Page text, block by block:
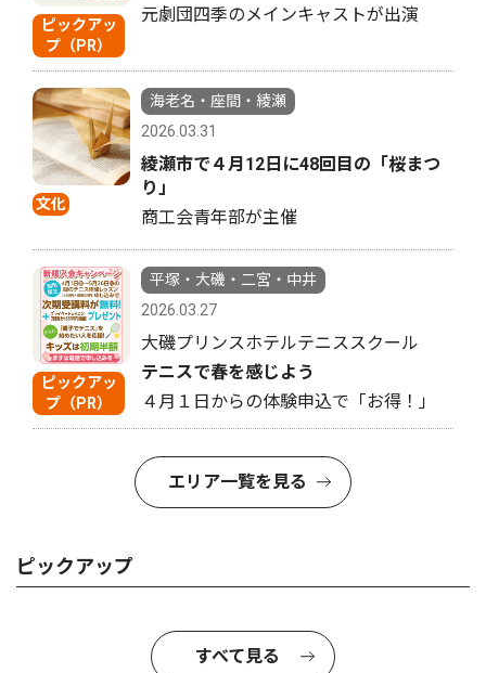
ピックアッ
プ（PR）
元劇団四季のメインキャストが出演
文化
海老名・座間・綾瀬
2026.03.31
綾瀬市で４月12日に48回目の「桜まつ
り」
商工会青年部が主催
ピックアッ
プ（PR）
平塚・大磯・二宮・中井
2026.03.27
大磯プリンスホテルテニススクール
テニスで春を感じよう
４月１日からの体験申込で「お得！」
エリア一覧を見る
ピックアップ
すべて見る